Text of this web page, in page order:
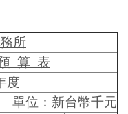
所
算 表
度
單位：新台幣千元